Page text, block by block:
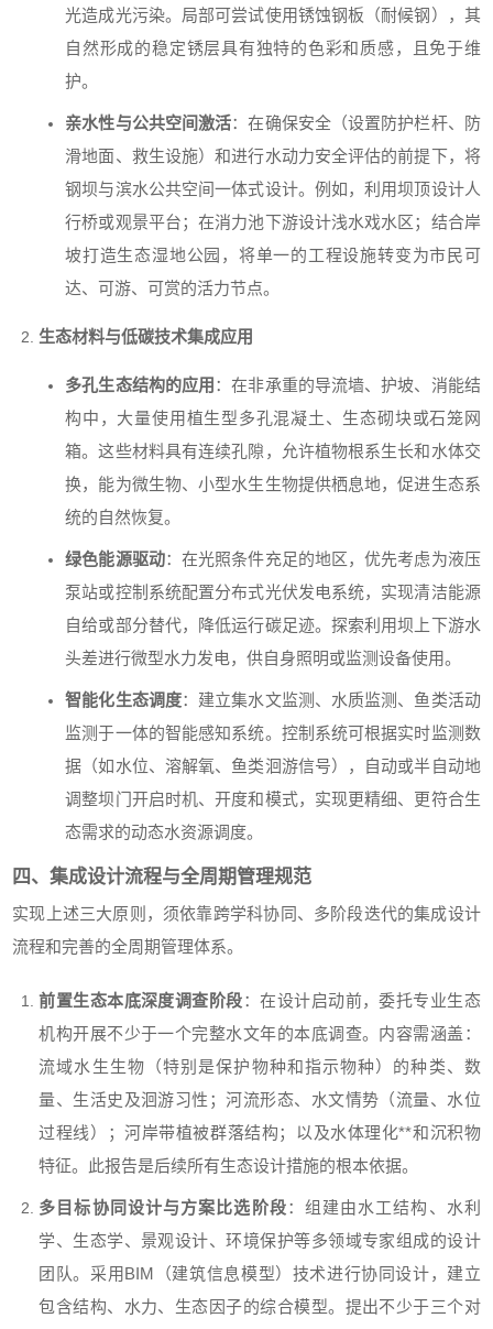
光造成光污染。局部可尝试使用锈蚀钢板（耐候钢），其
自然形成的稳定锈层具有独特的色彩和质感，且免于维
护。
亲水性与公共空间激活：在确保安全（设置防护栏杆、防
滑地面、救生设施）和进行水动力安全评估的前提下，将
钢坝与滨水公共空间一体式设计。例如，利用坝顶设计人
行桥或观景平台；在消力池下游设计浅水戏水区；结合岸
坡打造生态湿地公园，将单一的工程设施转变为市民可
达、可游、可赏的活力节点。
生态材料与低碳技术集成应用
多孔生态结构的应用 ：在非承重的导流墙、护坡、消能结
构中，大量使用植生型多孔混凝土、生态砌块或石笼网
箱。这些材料具有连续孔隙，允许植物根系生长和水体交
换，能为微生物、小型水生生物提供栖息地，促进生态系
统的自然恢复。
绿色能源驱动：在光照条件充足的地区，优先考虑为液压
泵站或控制系统配置分布式光伏发电系统，实现清洁能源
自给或部分替代，降低运行碳足迹。探索利用坝上下游水
头差进行微型水力发电，供自身照明或监测设备使用。
智能化生态调度：建立集水文监测、水质监测、鱼类活动
监测于一体的智能感知系统。控制系统可根据实时监测数
据（如水位、溶解氧、鱼类洄游信号），自动或半自动地
调整坝门开启时机、开度和模式，实现更精细、更符合生
态需求的动态水资源调度。
四、集成设计流程与全周期管理规范
实现上述三大原则，须依靠跨学科协同、多阶段迭代的集成设计
流程和完善的全周期管理体系。
前置生态本底深度调查阶段：在设计启动前，委托专业生态
机构开展不少于一个完整水文年的本底调查。内容需涵盖：
流域水生生物（特别是保护物种和指示物种）的种类、数
量、生活史及洄游习性；河流形态、水文情势（流量、水位
过程线）；河岸带植被群落结构；以及水体理化**和沉积物
特征。此报告是后续所有生态设计措施的根本依据。
多目标协同设计与方案比选阶段：组建由水工结构、水利
学、生态学、景观设计、环境保护等多领域专家组成的设计
团队。采用BIM（建筑信息模型）技术进行协同设计，建立
包含结构、水力、生态因子的综合模型。提出不少于三个对